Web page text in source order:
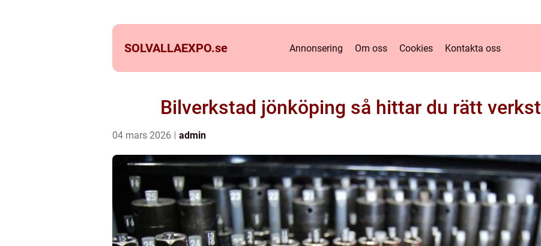
SOLVALLAEXPO.se Annonsering Om oss Cookies Kontakta oss
Bilverkstad jönköping så hittar du rätt
04 mars 2026 admin